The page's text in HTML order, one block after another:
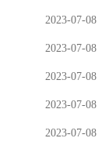
2023-07-08
2023-07-08
2023-07-08
2023-07-08
2023-07-08